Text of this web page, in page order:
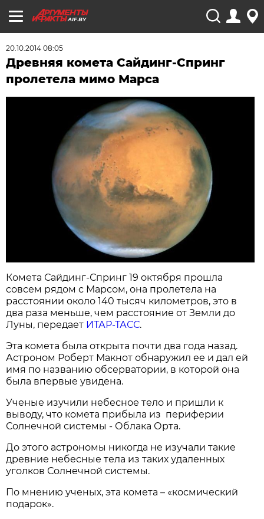
AIF.BY
20.10.2014 08:05
Древняя комета Сайдинг-Спринг
пролетела мимо Марса
Комета Сайдинг-Спринг 19 октября прошла
совсем рядом с Марсом, она пролетела на
расстоянии около 140 тысяч километров, это в
два раза меньше, чем расстояние от Земли до
Луны, передает ИТАР-ТАСС.
Эта комета была открыта почти два года назад.
Астроном Роберт Макнот обнаружил ее и дал ей
имя по названию обсерватории, в которой она
была впервые увидена.
Ученые изучили небесное тело и пришли к
выводу, что комета прибыла из периферии
Солнечной системы - Облака Орта.
До этого астрономы никогда не изучали такие
древние небесные тела из таких удаленных
уголков Солнечной системы.
По мнению ученых, эта комета – «космический
подарок».